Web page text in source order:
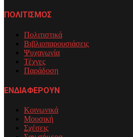
ΠΟΛΙΤΙΣΜΟΣ
Πολιτιστικά
Βιβλιοπαρουσιάσεις
Ψυχαγωγία
Τέχνες
Παράδοση
ΕΝΔΙΑΦΕΡΟΥΝ
Κοινωνικά
Μουσική
Σχέσεις